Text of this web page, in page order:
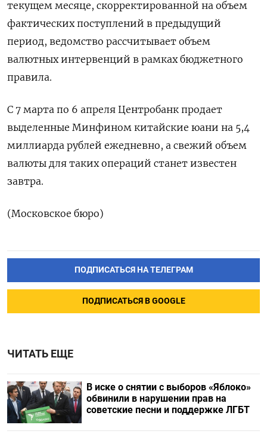
текущем месяце, скорректированной на объем
фактических поступлений в предыдущий
период, ведомство рассчитывает объем
валютных интервенций в рамках бюджетного
правила.
С 7 марта по 6 апреля Центробанк продает
выделенные Минфином китайские юани на 5,4
миллиарда рублей ежедневно, а свежий объем
валюты для таких операций станет известен
завтра.
(Московское бюро)
ПОДПИСАТЬСЯ НА ТЕЛЕГРАМ
ПОДПИСАТЬСЯ В GOOGLE
ЧИТАТЬ ЕЩЕ
В иске о снятии с выборов «Яблоко»
обвинили в нарушении прав на
советские песни и поддержке ЛГБТ